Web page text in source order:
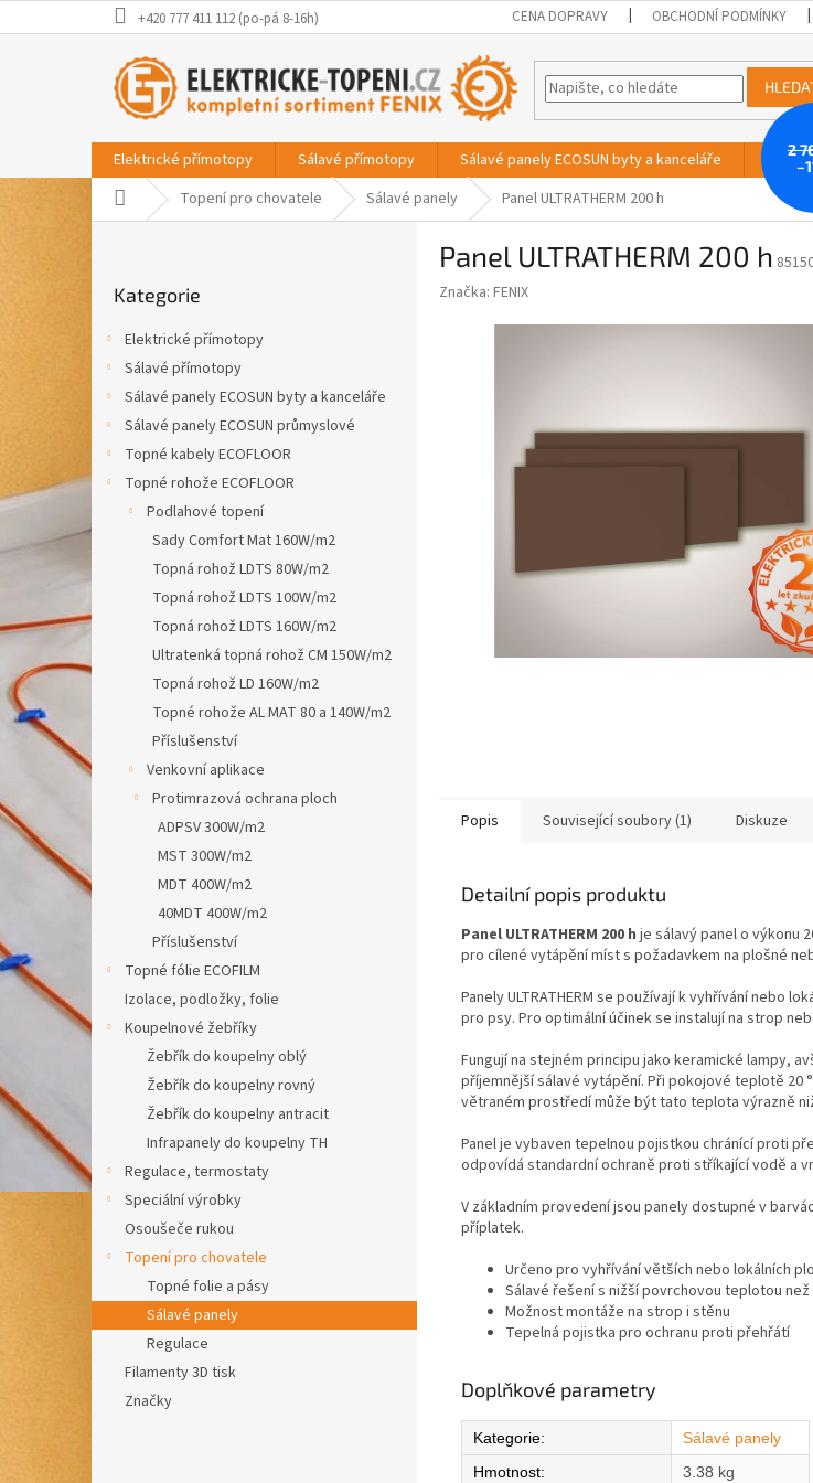
na
+420 777 411 112 (po-pá 8-16h) CENA DOPRAVY OBCHODNÍ PODMÍNKY
Elektrické přímotopy Sálavé přímotopy Sálavé panely ECOSUN byty a kanceláře
Domů Topení pro chovatele Sálavé panely Panel ULTRATHERM 200 h
a
e
kategorie
Kategorie
Elektrické přímotopy
Sálavé přímotopy
Sálavé panely ECOSUN byty a kanceláře
Sálavé panely ECOSUN průmyslové
Topné kabely ECOFLOOR
Topné rohože ECOFLOOR
Podlahové topení
Sady Comfort Mat 160W/m2
Topná rohož LDTS 80W/m2
Topná rohož LDTS 100W/m2
Topná rohož LDTS 160W/m2
Ultratenká topná rohož CM 150W/m2
Topná rohož LD 160W/m2
Topné rohože AL MAT 80 a 140W/m2
Příslušenství
Venkovní aplikace
Protimrazová ochrana ploch
ADPSV 300W/m2
MST 300W/m2
MDT 400W/m2
40MDT 400W/m2
Příslušenství
Topné fólie ECOFILM
Izolace, podložky, folie
Koupelnové žebříky
Žebřík do koupelny oblý
Žebřík do koupelny rovný
Žebřík do koupelny antracit
Infrapanely do koupelny TH
Regulace, termostaty
Speciální výrobky
Osoušeče rukou
Topení pro chovatele
Topné folie a pásy
Sálavé panely
Regulace
Filamenty 3D tisk
Značky
Panel ULTRATHERM 200 h
Značka: FENIX
2
Popis Související soubory (1) Diskuze
Detailní popis produktu
Panel ULTRATHERM 200 h je sálavý panel o výkonu
pro cílené vytápění míst s požadavkem na plošné
Panely ULTRATHERM se používají k vyhřívání nebo
pro psy. Pro optimální účinek se instalují na strop
Fungují na stejném principu jako keramické lampy,
příjemnější sálavé vytápění. Při pokojové teplotě 20
větraném prostředí může být tato teplota výrazně
Panel je vybaven tepelnou pojistkou chránící proti
odpovídá standardní ochraně proti stříkající vodě a
V základním provedení jsou panely dostupné v
příplatek.
Určeno pro vyhřívání větších nebo lokálních
Sálavé řešení s nižší povrchovou teplotou
Možnost montáže na strop i stěnu
Tepelná pojistka pro ochranu proti přehřátí
Doplňkové parametry
Kategorie:
Sálavé panely
Hmotnost:
3.38 kg